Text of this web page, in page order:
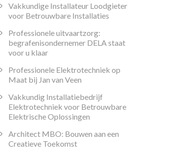
Vakkundige Installateur Loodgieter
voor Betrouwbare Installaties
Professionele uitvaartzorg:
begrafenisondernemer DELA staat
voor u klaar
Professionele Elektrotechniek op
Maat bij Jan van Veen
Vakkundig Installatiebedrijf
Elektrotechniek voor Betrouwbare
Elektrische Oplossingen
Architect MBO: Bouwen aan een
Creatieve Toekomst